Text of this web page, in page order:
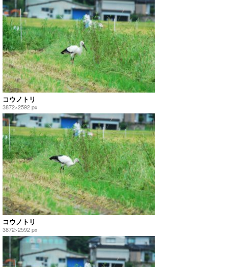
コウノトリ
3872×2592 px
コウノトリ
3872×2592 px